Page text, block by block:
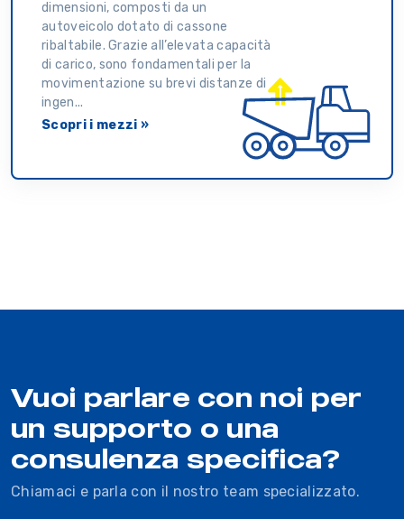
dimensioni, composti da un
autoveicolo dotato di cassone
ribaltabile. Grazie all’elevata capacità
di carico, sono fondamentali per la
movimentazione su brevi distanze di
ingen...
Scopri i mezzi »
Vuoi parlare con noi per
un supporto o una
consulenza specifica?
Chiamaci e parla con il nostro team specializzato.